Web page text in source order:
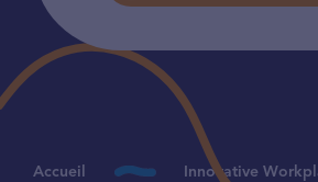
Accueil
Innovative